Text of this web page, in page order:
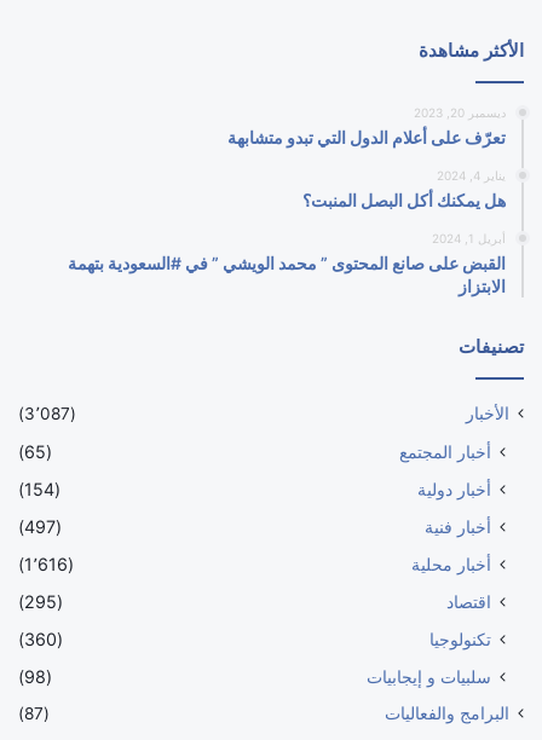
الأكثر مشاهدة
ديسمبر 20, 2023
تعرّف على أعلام الدول التي تبدو متشابهة
يناير 4, 2024
هل يمكنك أكل البصل المنبت؟
أبريل 1, 2024
القبض على صانع المحتوى ” محمد الويشي ” في #السعودية بتهمة
الابتزاز
تصنيفات
الأخبار (3٬087)
أخبار المجتمع
(65)
أخبار دولية
(154)
أخبار فنية
(497)
أخبار محلية
(1٬616)
اقتصاد
(295)
تكنولوجيا
(360)
سلبيات و إيجابيات
(98)
البرامج والفعاليات
(87)